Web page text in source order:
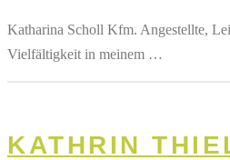
Katharina Scholl Kfm. Angestellte,
Vielfältigkeit in meinem …
KATHRIN